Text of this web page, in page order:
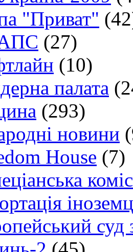
"Приват"
(27)
(10)
палата
(293)
новини
House (7)